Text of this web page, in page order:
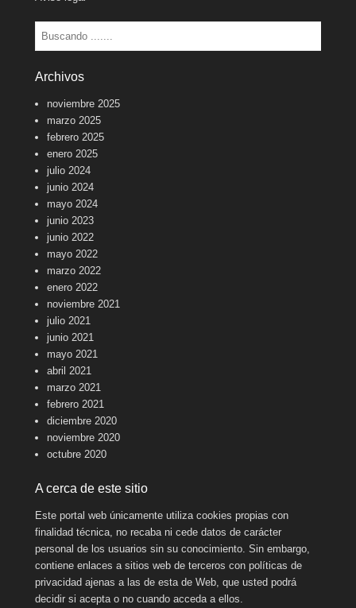
Buscar
Archivos
noviembre 2025
marzo 2025
febrero 2025
enero 2025
julio 2024
junio 2024
mayo 2024
junio 2023
junio 2022
mayo 2022
marzo 2022
enero 2022
noviembre 2021
julio 2021
junio 2021
mayo 2021
abril 2021
marzo 2021
febrero 2021
diciembre 2020
noviembre 2020
octubre 2020
A cerca de este sitio
Este portal web únicamente utiliza cookies propias con
finalidad técnica, no recaba ni cede datos de carácter
personal de los usuarios sin su conocimiento. Sin embargo,
contiene enlaces a sitios web de terceros con políticas de
privacidad ajenas a las de esta de Web, que usted podrá
decidir si acepta o no cuando acceda a ellos.